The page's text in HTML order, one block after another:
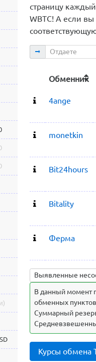
страницу
WBTC! А если
Отдаете
Обменник
4ange
monetkin
Bit24hours
Bitality
Ферма
Выявленные
В данный момент
обменных
Суммарный
Курсы обмена